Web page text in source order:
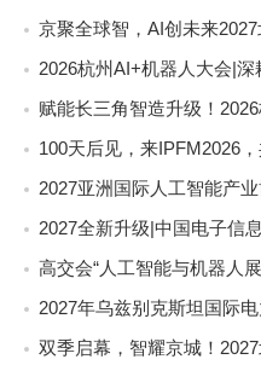
100天后见，来IPFM2026
2027全新升级|中国电子信
2027年乌兹别克斯坦国际
双季启幕，智耀京城！